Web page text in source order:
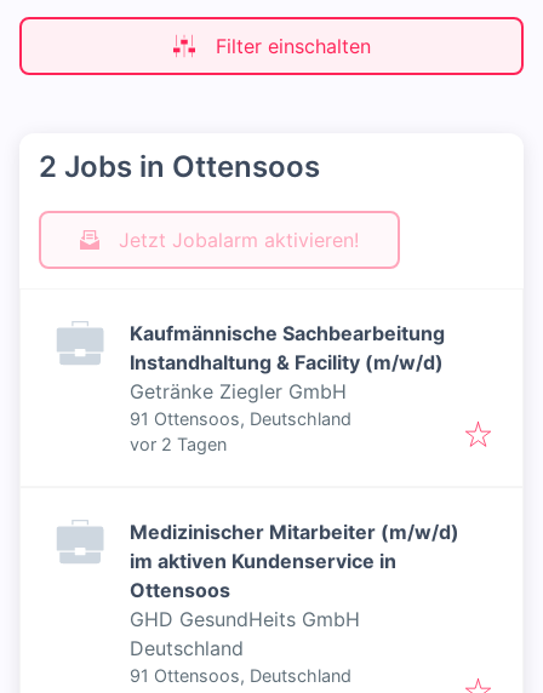
Filter einschalten
2 Jobs in Ottensoos
Jetzt Jobalarm aktivieren!
Kaufmännische Sachbearbeitung
Instandhaltung & Facility (m/w/d)
Getränke Ziegler GmbH
91 Ottensoos, Deutschland
Veröffentlicht
vor 2 Tagen
Medizinischer Mitarbeiter (m/w/d)
im aktiven Kundenservice in
Ottensoos
GHD GesundHeits GmbH
Deutschland
91 Ottensoos, Deutschland